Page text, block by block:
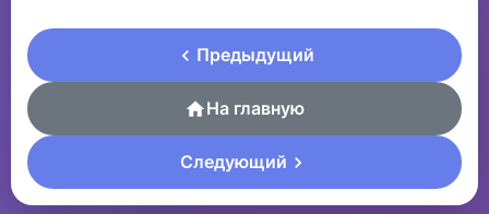
Предыдущий
На главную
Следующий